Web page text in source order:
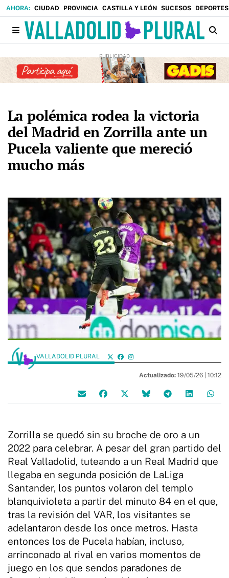
CIUDAD PROVINCIA CASTILLA Y LEÓN SUCESOS DEPORTES
La polémica rodea la victoria
del Madrid en Zorrilla ante un
Pucela valiente que mereció
mucho más
VALLADOLID PLURAL
Actualizado: 19/05/26 | 10:12
Zorrilla se quedó sin su broche de oro a un
2022 para celebrar. A pesar del gran partido del
Real Valladolid, tuteando a un Real Madrid que
llegaba en segunda posición de LaLiga
Santander, los puntos volaron del templo
blanquivioleta a partir del minuto 84 en el que,
tras la revisión del VAR, los visitantes se
adelantaron desde los once metros. Hasta
entonces los de Pucela habían, incluso,
arrinconado al rival en varios momentos de
juego en los que sendos paradones de